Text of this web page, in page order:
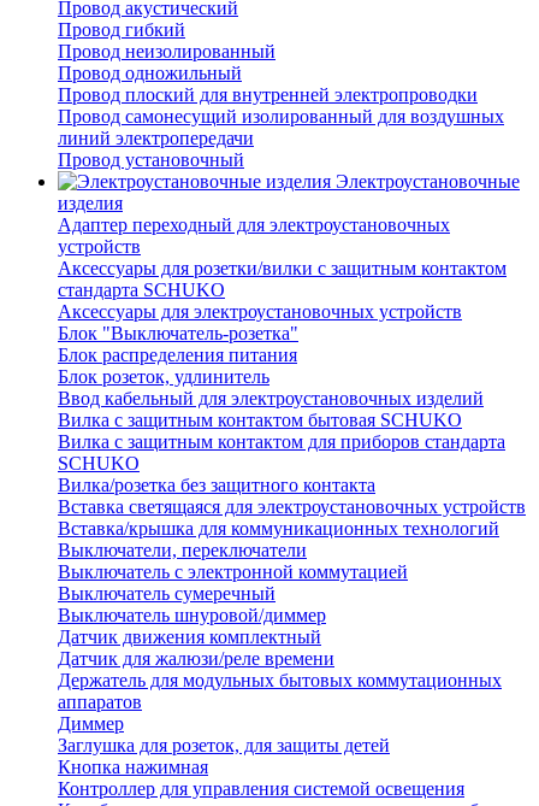
Провод акустический
Провод гибкий
Провод неизолированный
Провод одножильный
Провод плоский для внутренней электропроводки
Провод самонесущий изолированный для воздушных
линий электропередачи
Провод установочный
Электроустановочные
изделия
Адаптер переходный для электроустановочных
устройств
Аксессуары для розетки/вилки с защитным контактом
стандарта SCHUKO
Аксессуары для электроустановочных устройств
Блок "Выключатель-розетка"
Блок распределения питания
Блок розеток, удлинитель
Ввод кабельный для электроустановочных изделий
Вилка с защитным контактом бытовая SCHUKO
Вилка с защитным контактом для приборов стандарта
SCHUKO
Вилка/розетка без защитного контакта
Вставка светящаяся для электроустановочных устройств
Вставка/крышка для коммуникационных технологий
Выключатели, переключатели
Выключатель с электронной коммутацией
Выключатель сумеречный
Выключатель шнуровой/диммер
Датчик движения комплектный
Датчик для жалюзи/реле времени
Держатель для модульных бытовых коммутационных
аппаратов
Диммер
Заглушка для розеток, для защиты детей
Кнопка нажимная
Контроллер для управления системой освещения